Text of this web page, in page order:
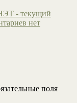
- текущий
нет
поля